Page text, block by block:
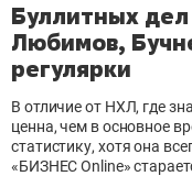
Буллитных
Любимов,
регулярки
В отличие от НХЛ, где
ценна, чем в основное
статистику, хотя она
«БИЗНЕС Online»